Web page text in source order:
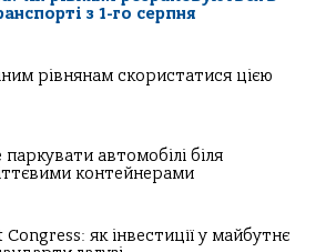
з 1-го серпня
рівнянам скористатися цією
автомобілі біля
контейнерами
як інвестиції у майбутнє